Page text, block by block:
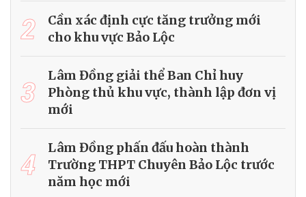
2
Cần xác định cực tăng trưởng mới
cho khu vực Bảo Lộc
3
Lâm Đồng giải thể Ban Chỉ huy
Phòng thủ khu vực, thành lập đơn vị
mới
4
Lâm Đồng phấn đấu hoàn thành
Trường THPT Chuyên Bảo Lộc trước
năm học mới